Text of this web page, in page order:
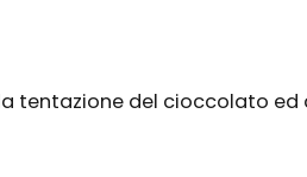
tentazione del cioccolato